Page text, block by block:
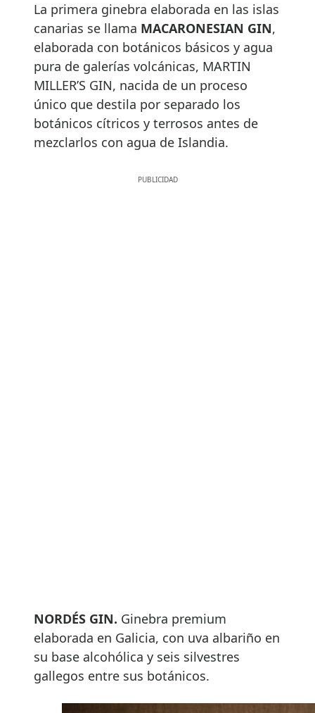
La primera ginebra elaborada en las islas
canarias se llama MACARONESIAN GIN,
elaborada con botánicos básicos y agua
pura de galerías volcánicas, MARTIN
MILLER’S GIN, nacida de un proceso
único que destila por separado los
botánicos cítricos y terrosos antes de
mezclarlos con agua de Islandia.
NORDÉS GIN. Ginebra premium
elaborada en Galicia, con uva albariño en
su base alcohólica y seis silvestres
gallegos entre sus botánicos.